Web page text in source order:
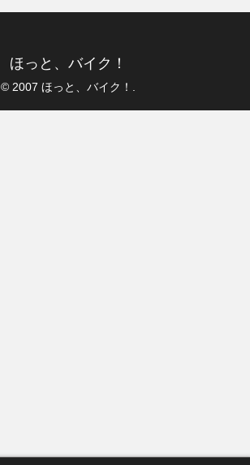
ほっと、バイク！
© 2007 ほっと、バイク！.